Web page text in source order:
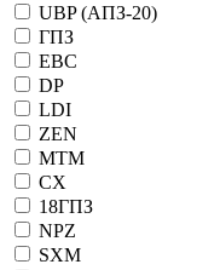
UBP (АПЗ-20)
ГПЗ
EBC
DP
LDI
ZEN
MTM
CX
18ГПЗ
NPZ
SXM